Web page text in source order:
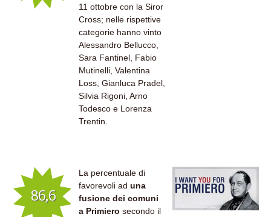
11 ottobre con la Siror
Cross; nelle rispettive
categorie hanno vinto
Alessandro Bellucco,
Sara Fantinel, Fabio
Mutinelli, Valentina
Loss, Gianluca Pradel,
Silvia Rigoni, Arno
Todesco e Lorenza
Trentin.
86,6
La percentuale di
favorevoli ad una
fusione dei comuni
a Primiero secondo il